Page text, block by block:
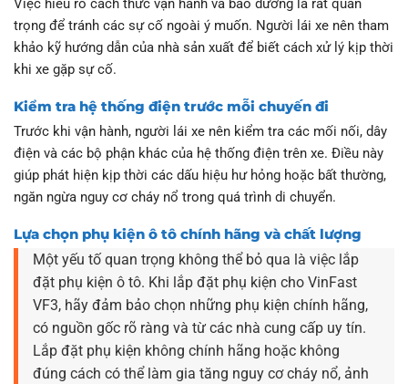
Việc hiểu rõ cách thức vận hành và bảo dưỡng là rất quan
trọng để tránh các sự cố ngoài ý muốn. Người lái xe nên tham
khảo kỹ hướng dẫn của nhà sản xuất để biết cách xử lý kịp thời
khi xe gặp sự cố.
Kiểm tra hệ thống điện trước mỗi chuyến đi
Trước khi vận hành, người lái xe nên kiểm tra các mối nối, dây
điện và các bộ phận khác của hệ thống điện trên xe. Điều này
giúp phát hiện kịp thời các dấu hiệu hư hỏng hoặc bất thường,
ngăn ngừa nguy cơ cháy nổ trong quá trình di chuyển.
Lựa chọn phụ kiện ô tô chính hãng và chất lượng
Một yếu tố quan trọng không thể bỏ qua là việc lắp
đặt phụ kiện ô tô. Khi lắp đặt phụ kiện cho VinFast
VF3, hãy đảm bảo chọn những phụ kiện chính hãng,
có nguồn gốc rõ ràng và từ các nhà cung cấp uy tín.
Lắp đặt phụ kiện không chính hãng hoặc không
đúng cách có thể làm gia tăng nguy cơ cháy nổ, ảnh